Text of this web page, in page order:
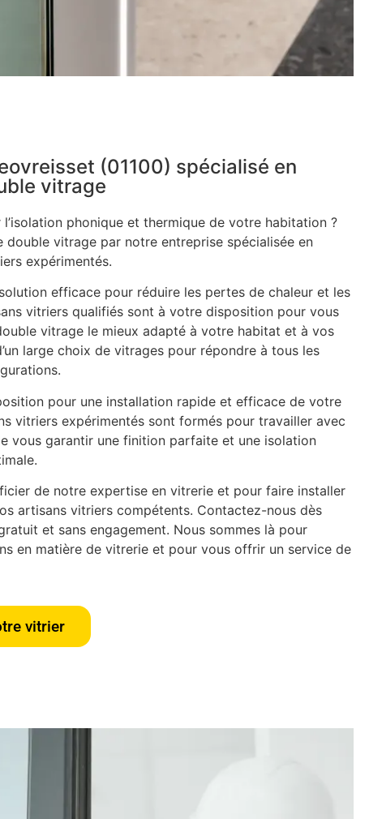
(01100) spécialisé en
vitrage
phonique et thermique de votre habitation ?
double vitrage par notre entreprise spécialisée en
expérimentés.
efficace pour réduire les pertes de chaleur et les
vitriers qualifiés sont à votre disposition pour vous
vitrage le mieux adapté à votre habitat et à vos
large choix de vitrages pour répondre à tous les
pour une installation rapide et efficace de votre
vitriers expérimentés sont formés pour travailler avec
vous garantir une finition parfaite et une isolation
de notre expertise en vitrerie et pour faire installer
artisans vitriers compétents. Contactez-nous dès
et sans engagement. Nous sommes là pour
en matière de vitrerie et pour vous offrir un service de
vitrier